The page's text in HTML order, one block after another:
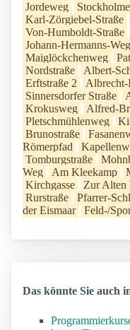
Jordeweg
Karl-Zörgiebel-Straße
Von-Humboldt-Straße
Johann-Hermanns-Weg
Maiglöckchenweg
Nordstraße
Albert-
Erftstraße 2
Albrecht-
Sinnersdorfer Straße
Krokusweg
Alfred-
Pletschmühlenweg
Brunostraße
Römerpfad
Tomburgstraße
Weg
Am Kleekamp
Kirchgasse
Zur Alten
Rurstraße
Pfarrer-
der Eismaar
Feld-/
Das könnte Sie auch